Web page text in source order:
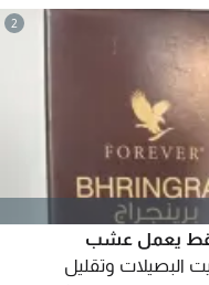
2
يعمل عشب
البصيلات وتقليل